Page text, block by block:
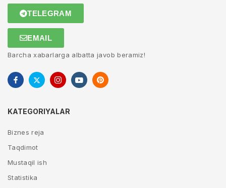
TELEGRAM
EMAIL
Barcha xabarlarga albatta javob beramiz!
KATEGORIYALAR
Biznes reja
Taqdimot
Mustaqil ish
Statistika